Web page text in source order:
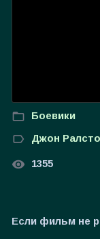
Боевики
Джон
1355
Если фильм не